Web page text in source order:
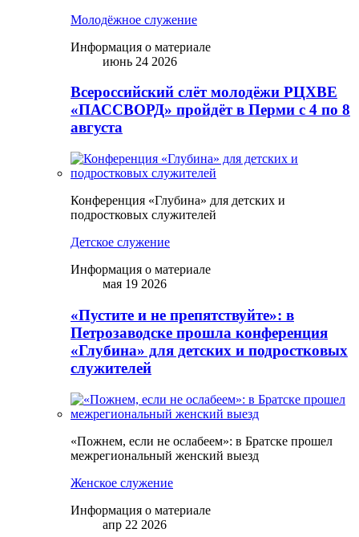
Молодёжное служение
Информация о материале
июнь 24 2026
Всероссийский слёт молодёжи РЦХВЕ
«ПАССВОРД» пройдёт в Перми с 4 по 8
августа
Конференция «Глубина» для детских и
подростковых служителей
Детское служение
Информация о материале
мая 19 2026
«Пустите и не препятствуйте»: в
Петрозаводске прошла конференция
«Глубина» для детских и подростковых
служителей
«Пожнем, если не ослабеем»: в Братске прошел
межрегиональный женский выезд
Женское служение
Информация о материале
апр 22 2026